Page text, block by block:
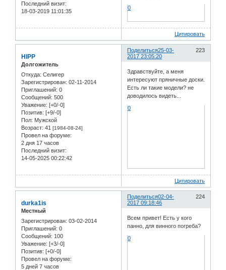
Последний визит:
18-03-2019 11:01:35
0
Цитировать
Поделиться 223
25-03-
2017 23:05:20
HIPP
Долгожитель
Откуда: Селигер
Зарегистрирован: 02-11-2014
Приглашений: 0
Сообщений: 500
Уважение: [+0/-0]
Позитив: [+9/-0]
Пол: Мужской
Возраст: 41 [1984-08-24]
Провел на форуме:
2 дня 17 часов
Последний визит:
14-05-2025 00:22:42
Здравствуйте, а меня
интересуют пряничные доски.
Есть ли такие модели? не
доводилось видеть...
0
Цитировать
Поделиться 224
02-04-
2017 09:18:46
durka1is
Местный
Зарегистрирован: 03-02-2014
Приглашений: 0
Сообщений: 100
Уважение: [+3/-0]
Позитив: [+0/-0]
Провел на форуме:
5 дней 7 часов
Всем привет! Есть у кого
панно, для винного погреба?
0